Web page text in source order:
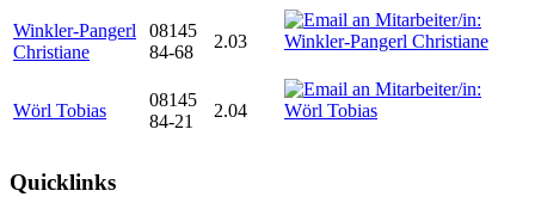
Winkler-Pangerl
Christiane
08145
84-68
2.03
Wörl Tobias
08145
84-21
2.04
Quicklinks